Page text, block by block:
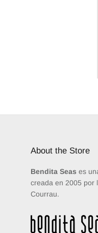
About the Store
Bendita Seas es
creada en 2005 por
Courrau.